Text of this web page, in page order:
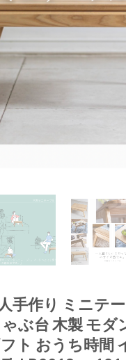
手作り ミニテ
ぶ台 木製 モダ
ト おうち時間